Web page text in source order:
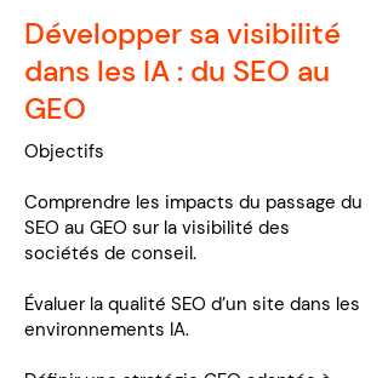
Développer sa visibilité
dans les IA : du SEO au
GEO
Objectifs
Comprendre les impacts du passage du
SEO au GEO sur la visibilité des
sociétés de conseil.
Évaluer la qualité SEO d’un site dans les
environnements IA.